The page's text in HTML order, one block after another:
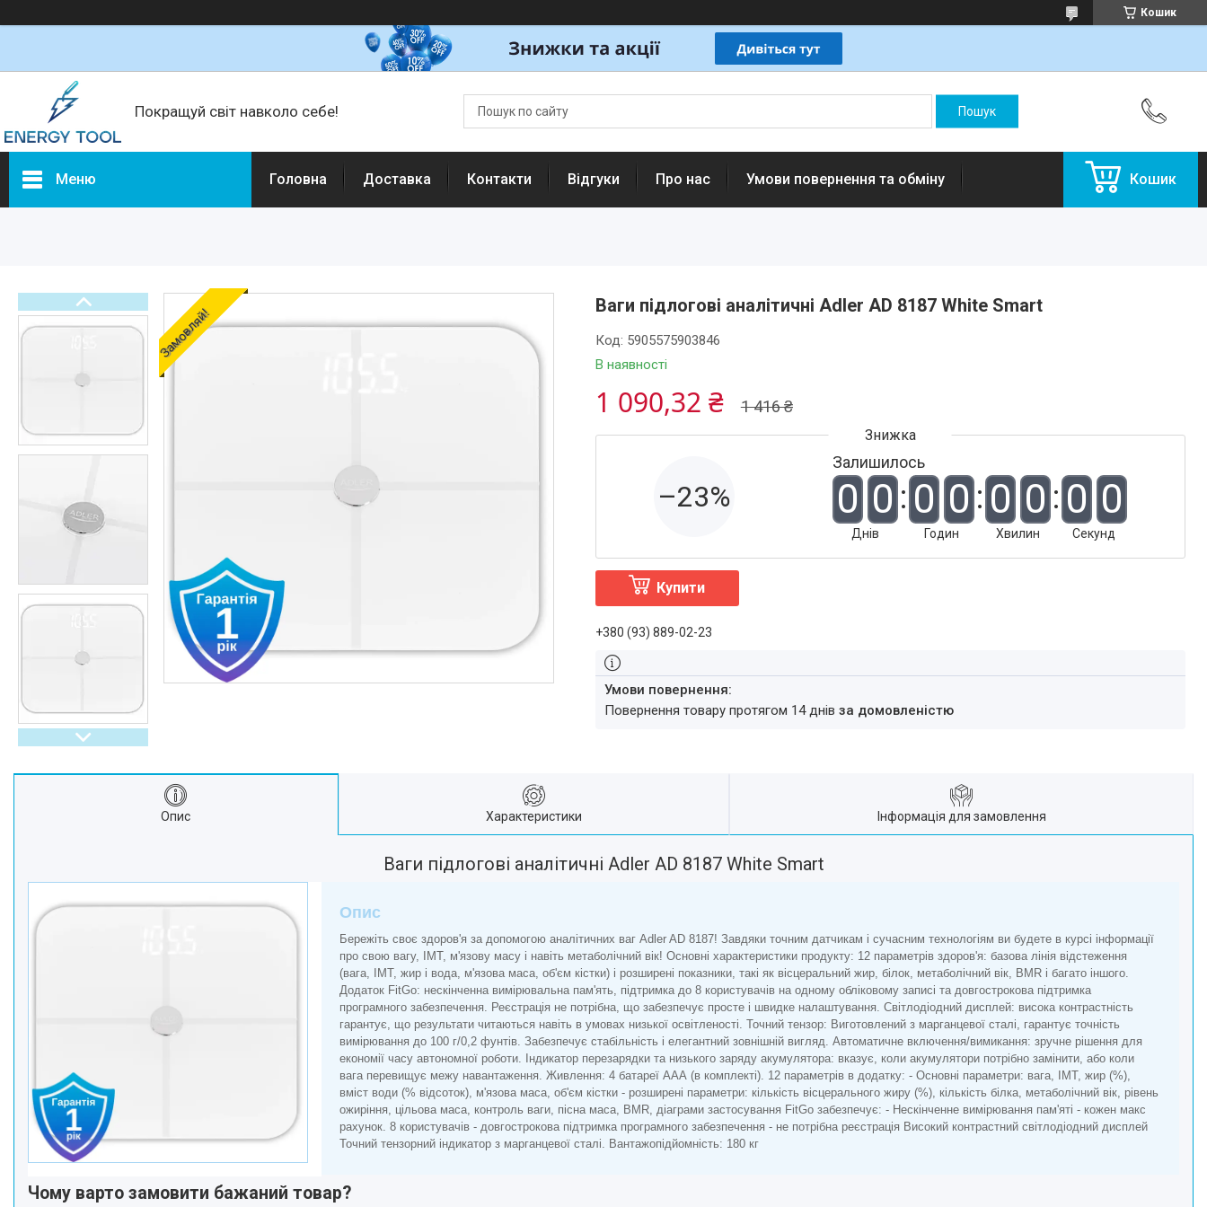
Кошик
Покращуй світ навколо себе!
Меню
Техніка для кухні
Кліматична техніка
Будівельне обладнання та
Активний відпочинок, туризм
та хобі
Техніка для кухні
Електроніка
Посуд
Для тварин
Світ інструмента
Головна Доставка Контакти Відгуки Про нас Умови повернення та обміну Кошик
Замовляй!
Ваги підлогові аналітичні Adler AD 8187 White Smart
В наявності
Код: 5905575903846
1 416 ₴
1 090,32 ₴
–23%
Залишилось
0 0
Днів
0 0
Годин
0 0
Хвилин
0 0
Секунд
Купити
+380 (93) 889-02-23
повернення товару протягом 14 днів за домовленістю
Опис Характеристики Інформація для замовлення
Ваги підлогові аналітичні Adler AD 8187 White Smart
Опис
Бережіть своє здоров'я за допомогою аналітичних ваг Adler AD 8187! Завдяки точним датчикам і сучасним технологіям ви будете в курсі інформації
про свою вагу, ІМТ, м'язову масу і навіть метаболічний вік! Основні характеристики продукту: 12 параметрів здоров'я: базова лінія відстеження
(вага, ІМТ, жир і вода, м'язова маса, об'єм кістки) і розширені показники, такі як вісцеральний жир, білок, метаболічний вік, BMR і багато іншого.
Додаток FitGo: нескінченна вимірювальна пам'ять, підтримка до 8 користувачів на одному обліковому записі та довгострокова підтримка
програмного забезпечення. Реєстрація не потрібна, що забезпечує просте і швидке налаштування. Світлодіодний дисплей: висока контрастність
гарантує, що результати читаються навіть в умовах низької освітленості. Точний тензор: Виготовлений з марганцевої сталі, гарантує точність
вимірювання до 100 г/0,2 фунтів. Забезпечує стабільність і елегантний зовнішній вигляд. Автоматичне включення/вимикання: зручне рішення для
економії часу автономної роботи. Індикатор перезарядки та низького заряду акумулятора: вказує, коли акумулятори потрібно замінити, або коли
вага перевищує межу навантаження. Живлення: 4 батареї ААА (в комплекті). 12 параметрів в додатку: - Основні параметри: вага, ІМТ, жир (%),
вміст води (% відсоток), м'язова маса, об'єм кістки - розширені параметри: кількість вісцерального жиру (%), кількість білка, метаболічний вік, рівень
ожиріння, цільова маса, контроль ваги, пісна маса, BMR, діаграми застосування FitGo забезпечує: - Нескінченне вимірювання пам'яті - кожен макс
рахунок. 8 користувачів - довгострокова підтримка програмного забезпечення - не потрібна реєстрація Високий контрастний світлодіодний дисплей
Точний тензорний індикатор з марганцевої сталі. Вантажопідйомність: 180 кг
Чому варто замовити бажаний товар?